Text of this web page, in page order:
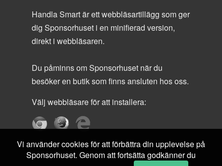
Handla Smart är ett webbläsartillägg som ger
dig Sponsorhuset i en minifierad version,
direkt i webbläsaren.
Du påminns om Sponsorhuset när du
besöker en butik som finns ansluten hos oss.
Välj webbläsare för att installera:
Vi använder cookies för att förbättra din upplevelse på
Sponsorhuset. Genom att fortsätta godkänner du